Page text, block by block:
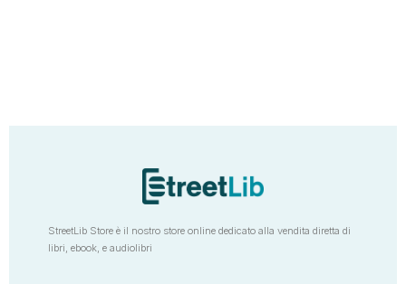
StreetLib Store è il nostro store online dedicato alla vendita diretta di
libri, ebook, e audiolibri